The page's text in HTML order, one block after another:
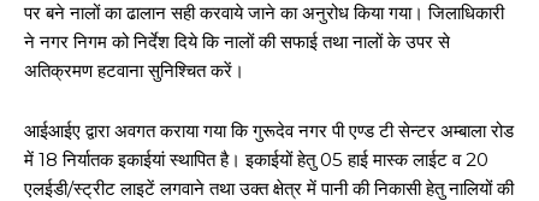
पर बने नालों का ढालान सही करवाये जाने का अनुरोध किया गया। जिलाधिकारी
ने नगर निगम को निर्देश दिये कि नालों की सफाई तथा नालों के उपर से
अतिक्रमण हटवाना सुनिश्चित करें।
आईआईए द्वारा अवगत कराया गया कि गुरूदेव नगर पी एण्ड टी सेन्टर अम्बाला रोड
में 18 निर्यातक इकाईयां स्थापित है। इकाईयों हेतु 05 हाई मास्क लाईट व 20
एलईडी/स्ट्रीट लाइटें लगवाने तथा उक्त क्षेत्र में पानी की निकासी हेतु नालियों की